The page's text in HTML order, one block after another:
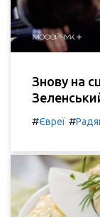
Знову на
#Євреї #